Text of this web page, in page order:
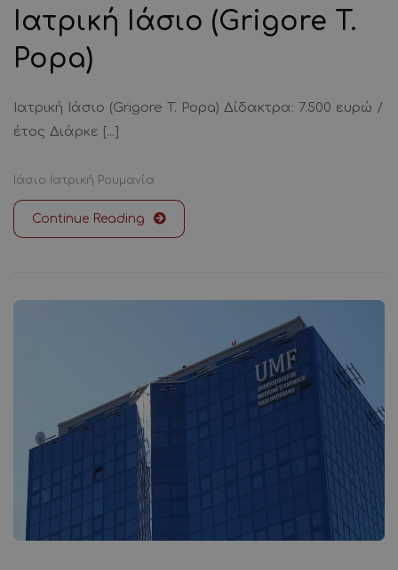
Ιατρική Ιάσιο (Grigore T.
Popa)
Ιατρική Ιάσιο (Grigore T. Popa) Δίδακτρα: 7.500 ευρώ /
έτος Διάρκε [...]
Ιάσιο Ιατρική Ρουμανία
Continue Reading